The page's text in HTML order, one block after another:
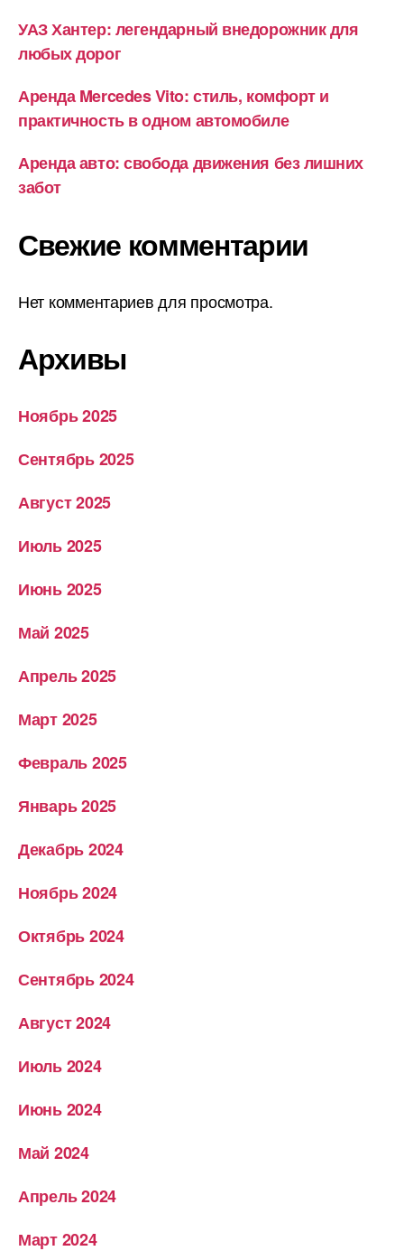
УАЗ Хантер: легендарный внедорожник для
любых дорог
Аренда Mercedes Vito: стиль, комфорт и
практичность в одном автомобиле
Аренда авто: свобода движения без лишних
забот
Свежие комментарии
Нет комментариев для просмотра.
Архивы
Ноябрь 2025
Сентябрь 2025
Август 2025
Июль 2025
Июнь 2025
Май 2025
Апрель 2025
Март 2025
Февраль 2025
Январь 2025
Декабрь 2024
Ноябрь 2024
Октябрь 2024
Сентябрь 2024
Август 2024
Июль 2024
Июнь 2024
Май 2024
Апрель 2024
Март 2024